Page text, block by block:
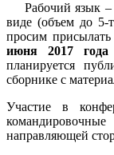
Рабочий язык –
виде (объем до 5-
просим присылать
июня 2017 года
планируется
сборнике с
Участие в
направляющей